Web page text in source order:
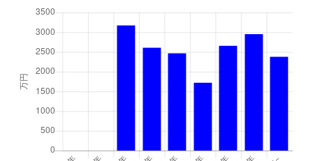
師岡町
450万円 河辺
徒歩14分
師岡町
6,000万円 河辺
河辺
師岡町
師岡町
3,500万円 河辺
徒歩12分